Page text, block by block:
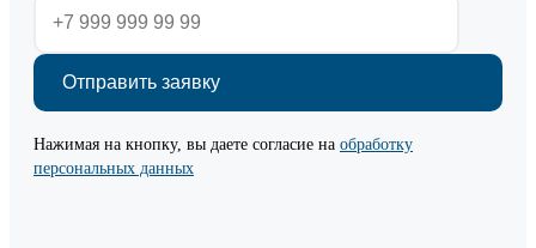
Нажимая на кнопку, вы даете согласие на обработку
персональных данных